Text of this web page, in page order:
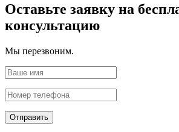
Оставьте заявку на
консультацию
Мы перезвоним.
Отправить